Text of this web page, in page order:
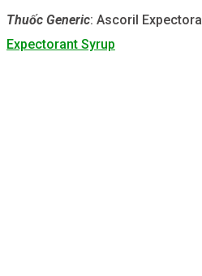
Thuốc Generic: Ascoril
Expectorant Syrup